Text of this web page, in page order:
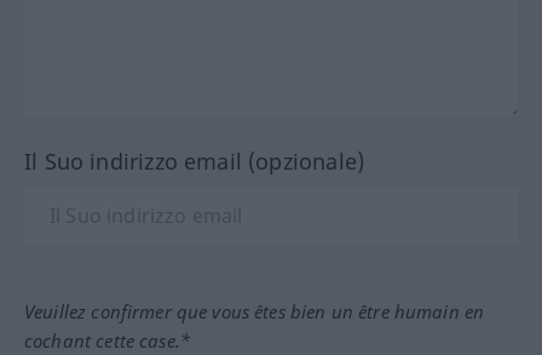
Il Suo indirizzo email (opzionale)
Veuillez confirmer que vous êtes bien un être humain en
cochant cette case.*